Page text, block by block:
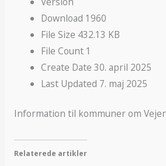
Download 1960
File Size 432.13 KB
File Count 1
Create Date30. april 2025
Last Updated 7. maj 2025
Information til kommuner om
Relaterede artikler